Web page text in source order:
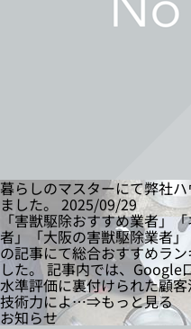
暮らしのマスターにて弊社
ました。 2025/09/29
「害獣駆除おすすめ業者」
者」「大阪の害獣駆除業者
の記事にて総合おすすめラ
した。 記事内では、Google
水準評価に裏付けられた顧
技術力によ…⇒もっと見る
お知らせ